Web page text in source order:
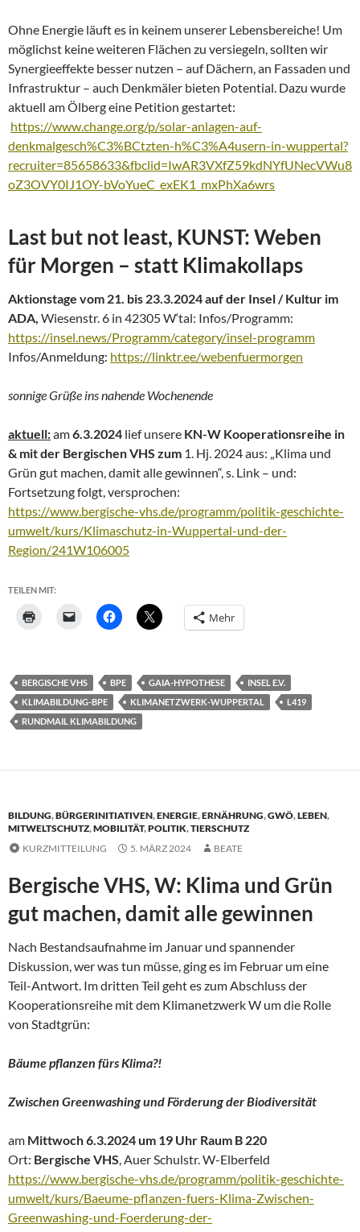
Ohne Energie läuft es in keinem unserer Lebensbereiche! Um
möglichst keine weiteren Flächen zu versiegeln, sollten wir
Synergieeffekte besser nutzen – auf Dächern, an Fassaden und
Infrastruktur – auch Denkmäler bieten Potential. Dazu wurde
aktuell am Ölberg eine Petition gestartet:
https://www.change.org/p/solar-anlagen-auf-
denkmalgesch%C3%BCtzten-h%C3%A4usern-in-wuppertal?
recruiter=85658633&fbclid=IwAR3VXfZ59kdNYfUNecVWu8
oZ3OVY0IJ1OY-bVoYueC_exEK1_mxPhXa6wrs
Last but not least, KUNST: Weben
für Morgen – statt Klimakollaps
Aktionstage vom 21. bis 23.3.2024 auf der Insel / Kultur im
ADA, Wiesenstr. 6 in 42305 W‘tal: Infos/Programm:
https://insel.news/Programm/category/insel-programm
Infos/Anmeldung: https://linktr.ee/webenfuermorgen
sonnige Grüße ins nahende Wochenende
aktuell:am6.3.2024 lief unsere KN-W Kooperationsreihe in
& mit der Bergischen VHS zum 1. Hj. 2024 aus: „Klima und
Grün gut machen, damit alle gewinnen“, s. Link – und:
Fortsetzung folgt, versprochen:
https://www.bergische-vhs.de/programm/politik-geschichte-
umwelt/kurs/Klimaschutz-in-Wuppertal-und-der-
Region/241W106005
TEILEN MIT:
Mehr
BERGISCHE VHS BPE GAIA-HYPOTHESE
INSEL E.V.
KLIMABILDUNG-BPE
KLIMANETZWERK-WUPPERTAL
L419
RUNDMAIL KLIMABILDUNG
BILDUNG,BÜRGERINITIATIVEN,ENERGIE,ERNÄHRUNG,GWÖ,LEBEN,
MITWELTSCHUTZ,MOBILITÄT,POLITIK,TIERSCHUTZ
KURZMITTEILUNG
5. MÄRZ 2024 BEATE
Bergische VHS, W: Klima und Grün
gut machen, damit alle gewinnen
Nach Bestandsaufnahme im Januar und spannender
Diskussion, wer was tun müsse, ging es im Februar um eine
Teil-Antwort. Im dritten Teil geht es zum Abschluss der
Kooperationsreihe mit dem Klimanetzwerk W um die Rolle
von Stadtgrün:
Bäume pflanzen fürs Klima?!
Zwischen Greenwashing und Förderung der Biodiversität
am Mittwoch 6.3.2024 um 19 Uhr Raum B 220
Ort: Bergische VHS, Auer Schulstr. W-Elberfeld
https://www.bergische-vhs.de/programm/politik-geschichte-
umwelt/kurs/Baeume-pflanzen-fuers-Klima-Zwischen-
Greenwashing-und-Foerderung-der-